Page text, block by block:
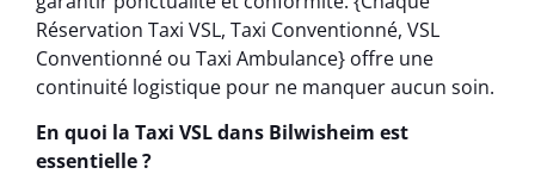
Réservation Taxi VSL, Taxi Conventionné, VSL
Conventionné ou Taxi Ambulance} offre une
continuité logistique pour ne manquer aucun soin.
En quoi la Taxi VSL dans Bilwisheim est
essentielle ?